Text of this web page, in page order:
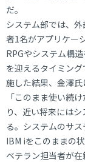
だ。
システム部では、
者1名がアプリケー
RPGやシステム構
を迎えるタイミン
施した結果、金澤氏
「このまま使い続
り、近い将来には
る。システムのサス
IBM iをこのままの
ベテラン担当者が